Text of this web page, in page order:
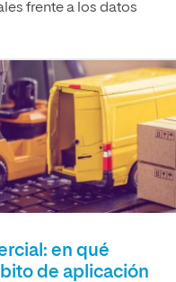
frente a los datos
en qué
de aplicación